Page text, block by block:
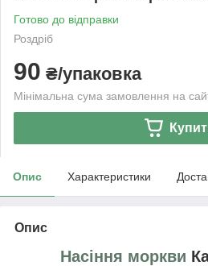
Готово до відправки
Роздріб
90 ₴/упаковка
Мінімальна сума замовлення на
Опис Характеристики
Опис
Насіння моркви